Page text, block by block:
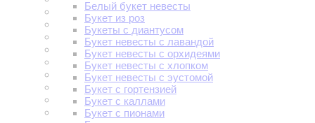
Белый букет невесты
Букет из роз
Букеты с диантусом
Букет невесты с лавандой
Букет невесты с орхидеями
Букет невесты с хлопком
Букет невесты с эустомой
Букет с гортензией
Букет с каллами
Букет с пионами